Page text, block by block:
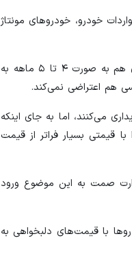
خودرو، خودروهای مونتاژ
وی افزود: به دلیل عدم نظارت کافی در این حوزه، شاهد هستیم که این خودروها ۲ تا ۴ برابر بالاتر از قیمت جهانی و آن هم به صورت ۴ تا ۵ ماهه به
می‌کنند، اما به جای اینکه
مونتاژ شده را با قیمتی بسیار فراتر از قیمت
صمت به این موضوع ورود
با قیمت‌های دلبخواهی به